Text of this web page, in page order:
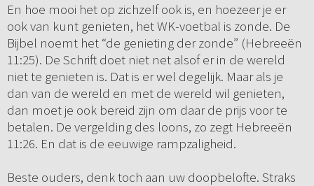
En hoe mooi het op zichzelf ook is, en hoezeer je er
ook van kunt genieten, het WK-voetbal is zonde. De
Bijbel noemt het “de genieting der zonde” (Hebreeën
11:25). De Schrift doet niet net alsof er in de wereld
niet te genieten is. Dat is er wel degelijk. Maar als je
dan van de wereld en met de wereld wil genieten,
dan moet je ook bereid zijn om daar de prijs voor te
betalen. De vergelding des loons, zo zegt Hebreeën
11:26. En dat is de eeuwige rampzaligheid.
Beste ouders, denk toch aan uw doopbelofte. Straks